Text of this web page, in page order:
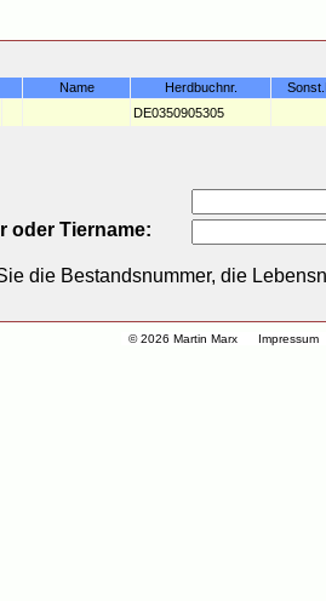
© 2026 Martin Marx Impressum
Name Herdbuchnr.
DE0350905305
oder Tiername:
die Bestandsnummer, die